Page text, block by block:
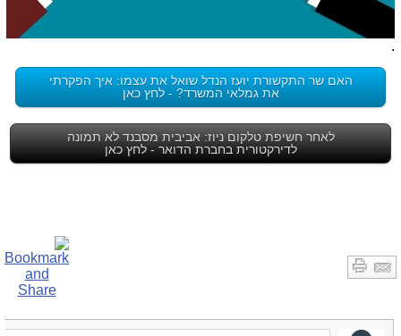
.
האם שר התקשורת יועז הנדל שואל את עצמו: איך הפקרתי
את גמלאי המשרד? - לחץ כאן
לאחר חשיפת טלקום ניוז: אביבית מסבנד לא תמונה
לדירקטורית בחברת הדואר - לחץ כאן